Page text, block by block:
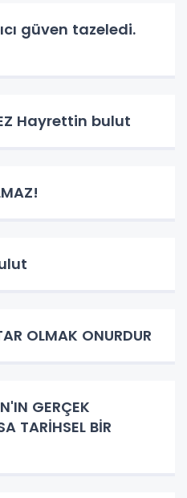
güven tazeledi.
ÇANAKKALE GECİLMEZ Hayrettin bulut
bulut
OLMAK ONURDUR
GERÇEK
TARİHSEL BİR